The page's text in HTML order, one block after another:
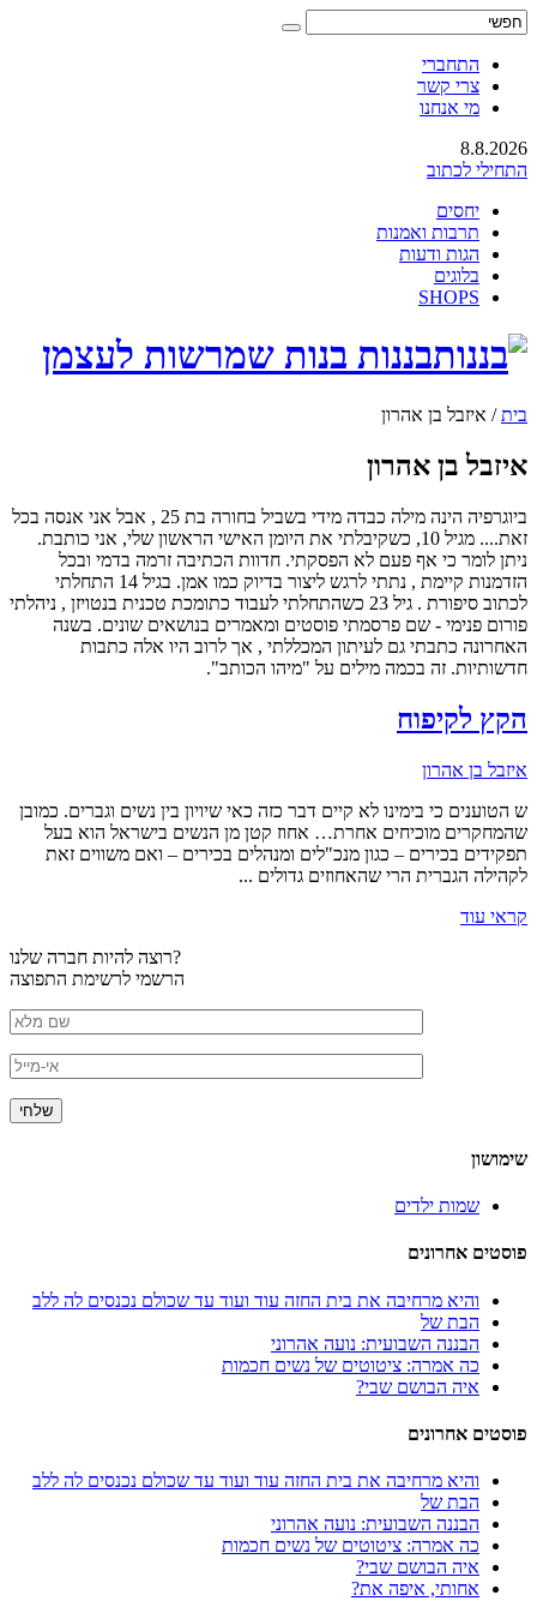
התחברי
צרי קשר
מי אנחנו
8.8.2026
התחילי לכתוב
יחסים
תרבות ואמנות
הגות ודעות
בלוגים
SHOPS
בננות בנות שמרשות לעצמן
בית/ איזבל בן אהרון
איזבל בן אהרון
ביוגרפיה הינה מילה כבדה מידי בשביל בחורה בת 25 , אבל אני אנסה בכל
זאת.... מגיל 10, כשקיבלתי את היומן האישי הראשון שלי, אני כותבת.
ניתן לומר כי אף פעם לא הפסקתי. חדוות הכתיבה זרמה בדמי ובכל
הזדמנות קיימת , נתתי לרגש ליצור בדיוק כמו אמן. בגיל 14 התחלתי
לכתוב סיפורת . גיל 23 כשהתחלתי לעבוד כתומכת טכנית בנטויזן , ניהלתי
פורום פנימי - שם פרסמתי פוסטים ומאמרים בנושאים שונים. בשנה
האחרונה כתבתי גם לעיתון המכללתי , אך לרוב היו אלה כתבות
חדשותיות. זה בכמה מילים על "מיהו הכותב".
הקץ לקיפוח
איזבל בן אהרון
ש הטוענים כי בימינו לא קיים דבר כזה כאי שיויון בין נשים וגברים. כמובן
שהמחקרים מוכיחים אחרת… אחוז קטן מן הנשים בישראל הוא בעל
תפקידים בכירים – כגון מנכ"לים ומנהלים בכירים – ואם משווים זאת
לקהילה הגברית הרי שהאחוזים גדולים ...
קראי עוד
רוצה להיות חברה שלנו?
הרשמי לרשימת התפוצה
שימושון
שמות ילדים
פוסטים אחרונים
והיא מרחיבה את בית החזה עוד ועוד עד שכולם נכנסים לה ללב
הבת של
הבננה השבועית: נועה אהרוני
כה אמרה: ציטוטים של נשים חכמות
איה הבושם שבי?
פוסטים אחרונים
והיא מרחיבה את בית החזה עוד ועוד עד שכולם נכנסים לה ללב
הבת של
הבננה השבועית: נועה אהרוני
כה אמרה: ציטוטים של נשים חכמות
איה הבושם שבי?
אחותי, איפה את?